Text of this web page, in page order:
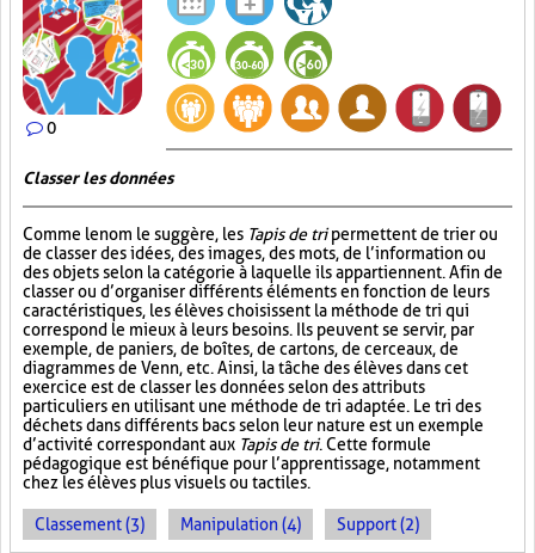
0
Classer les données
Comme le nom le suggère, les Tapis de tripermettent de trier ou
de classer des idées, des images, des mots, de l’information ou
des objets selon la catégorie à laquelle ils appartiennent. Afin de
classer ou d’organiser différents éléments en fonction de leurs
caractéristiques, les élèves choisissent la méthode de tri qui
correspond le mieux à leurs besoins. Ils peuvent se servir, par
exemple, de paniers, de boîtes, de cartons, de cerceaux, de
diagrammes de Venn, etc. Ainsi, la tâche des élèves dans cet
exercice est de classer les données selon des attributs
particuliers en utilisant une méthode de tri adaptée. Le tri des
déchets dans différents bacs selon leur nature est un exemple
d’activité correspondant aux Tapis de tri. Cette formule
pédagogique est bénéfique pour l’apprentissage, notamment
chez les élèves plus visuels ou tactiles.
Classement (3) Manipulation (4) Support (2)